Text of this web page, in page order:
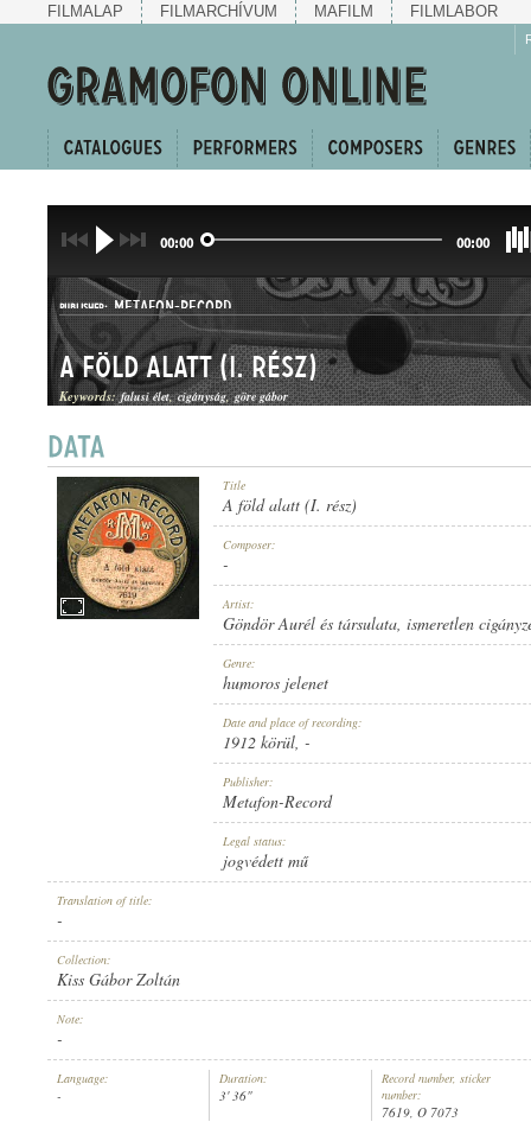
FILMALAP FILMARCHÍVUM MAFILM FILMLABOR
00:00 00:00
GÖNDÖR AURÉL ÉS TÁRSULATA
GENRE:
PUBLISHER: METAFON-RECORD
RECORD NUMBER: 7619
A föld alatt (I. rész)
Keywords: falusi élet cigányság göre gábor
Title
A föld alatt (I. rész)
Composer:
-
Artist:
Göndör Aurél és társulata, ismeretlen
Genre:
humoros jelenet
Date and place of recording:
1912 körül, -
Publisher:
Metafon-Record
Legal status:
jogvédett mű
Translation of title:
-
Collection:
Kiss Gábor Zoltán
Note:
-
Language:
-
Duration:
3' 36"
Record number, sticker
number:
7619, O 7073